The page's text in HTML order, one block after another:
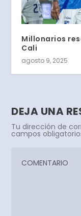
Millonarios
Cali
agosto 9, 2025
DEJA UNA
Tu dirección de
campos